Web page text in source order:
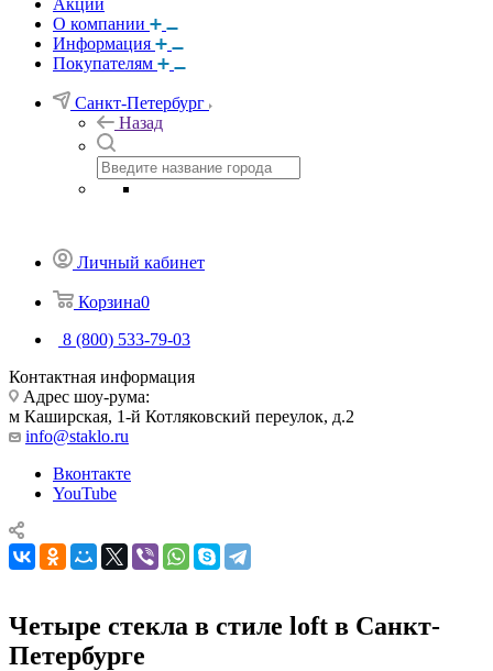
Акции
О компании
Информация
Покупателям
Санкт-Петербург
Назад
Личный кабинет
Корзина0
8 (800) 533-79-03
Контактная информация
Адрес шоу-рума:
м Каширская, 1-й Котляковский переулок, д.2
info@staklo.ru
Вконтакте
YouTube
Четыре стекла в стиле loft в Санкт-
Петербурге